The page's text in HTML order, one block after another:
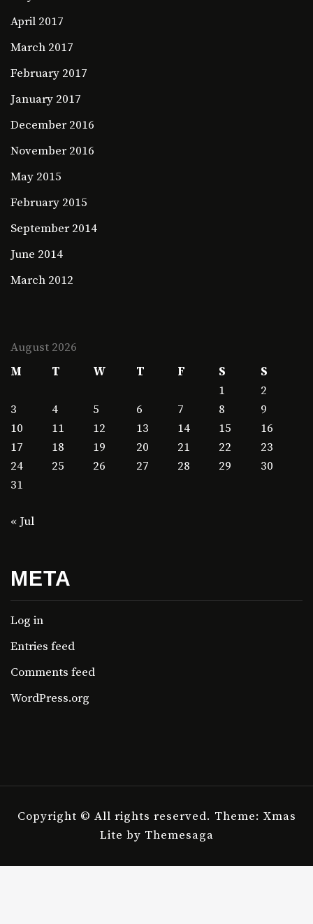
April 2017
March 2017
February 2017
January 2017
December 2016
November 2016
May 2015
February 2015
September 2014
June 2014
March 2012
August 2026
M
T W T F S
S
1
2
3
4 5 6 7 8
9
10
11 12 13 14 15
16
17
18 19 20 21 22
23
24
25 26 27 28 29
30
31
« Jul
META
Log in
Entries feed
Comments feed
WordPress.org
Copyright © All rights reserved. Theme: Xmas
Lite by Themesaga